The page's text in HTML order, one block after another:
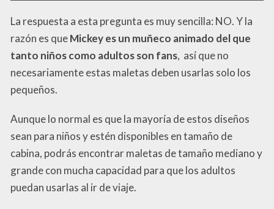
La respuesta a esta pregunta es muy sencilla: NO. Y la
razón es queMickey es un muñeco animado del que
tanto niños como adultos son fans, así que no
necesariamente estas maletas deben usarlas solo los
pequeños.
Aunque lo normal es que la mayoría de estos diseños
sean para niños y estén disponibles en tamaño de
cabina, podrás encontrar maletas de tamaño mediano y
grande con mucha capacidad para que los adultos
puedan usarlas al ir de viaje.